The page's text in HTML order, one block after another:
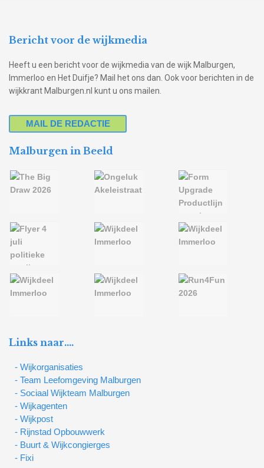
Bericht voor de wijkmedia
Heeft u een bericht voor de wijkmedia van de wijk Malburgen,
Immerloo en Het Duifje? Mail het ons dan. Ook voor berichten in de
wijkkrant Malburgen.nl kunt u ons mailen.
MAIL DE REDACTIE
Malburgen in Beeld
Links naar….
- Wijkorganisaties
- Team Leefomgeving Malburgen
- Sociaal Wijkteam Malburgen
- Wijkagenten
- Wijkpost
- Rijnstad Opbouwwerk
- Buurt & Wijkcongierges
- Fixi